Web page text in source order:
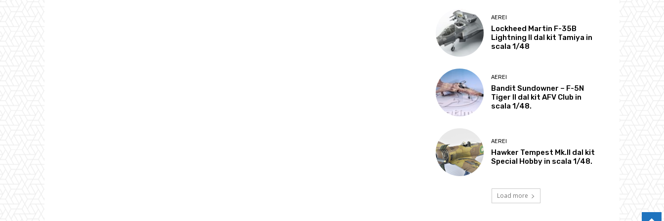
AEREI
Lockheed Martin F-35B
Lightning II dal kit Tamiya in
scala 1/48
AEREI
Bandit Sundowner – F-5N
Tiger II dal kit AFV Club in
scala 1/48.
AEREI
Hawker Tempest Mk.II dal kit
Special Hobby in scala 1/48.
Load more